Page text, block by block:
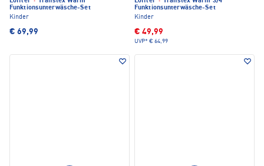
Funktionsunterwäsche-Set
Kinder
€ 69,99
Funktionsunterwäsche-Set
Kinder
€ 49,99
UVP* € 64,99